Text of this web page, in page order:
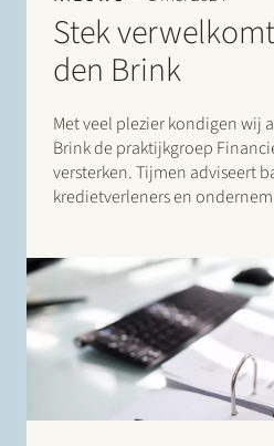
Stek
den Brink
Met veel plezier kondigen wij
Brink de praktijkgroep
versterken. Tijmen adviseert
kredietverleners en
werkkapitaalfinancieringen,
grensoverschrijdende